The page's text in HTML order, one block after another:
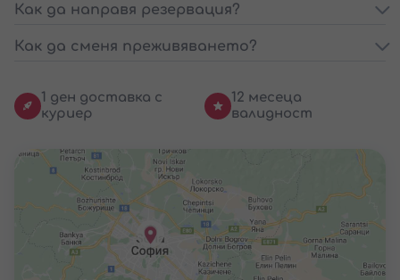
Как да направя резервация?
Как да сменя преживяването?
1 ден доставка с
куриер
12 месеца
валидност